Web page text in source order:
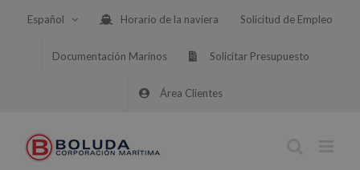
Español Horario de la naviera Solicitud de Empleo
Documentación Marinos Solicitar Presupuesto
Área Clientes